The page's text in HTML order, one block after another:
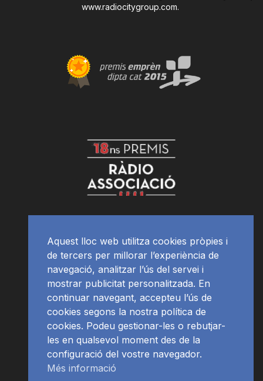
www.radiocitygroup.com.
Aquest lloc web utilitza cookies pròpies i
de tercers per millorar l’experiència de
navegació, analitzar l’ús del servei i
mostrar publicitat personalitzada. En
continuar navegant, accepteu l’ús de
cookies segons la nostra política de
cookies. Podeu gestionar-les o rebutjar-
les en qualsevol moment des de la
configuració del vostre navegador.
Més informació